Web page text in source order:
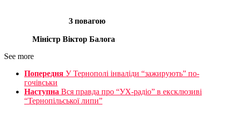
З повагою
Міністр Віктор Балога
See more
Попередня У Тернополі інваліди “зажирують” по-
гочівськи
Наступна Вся правда про “УХ-радіо” в ексклюзиві
“Тернопільської липи”